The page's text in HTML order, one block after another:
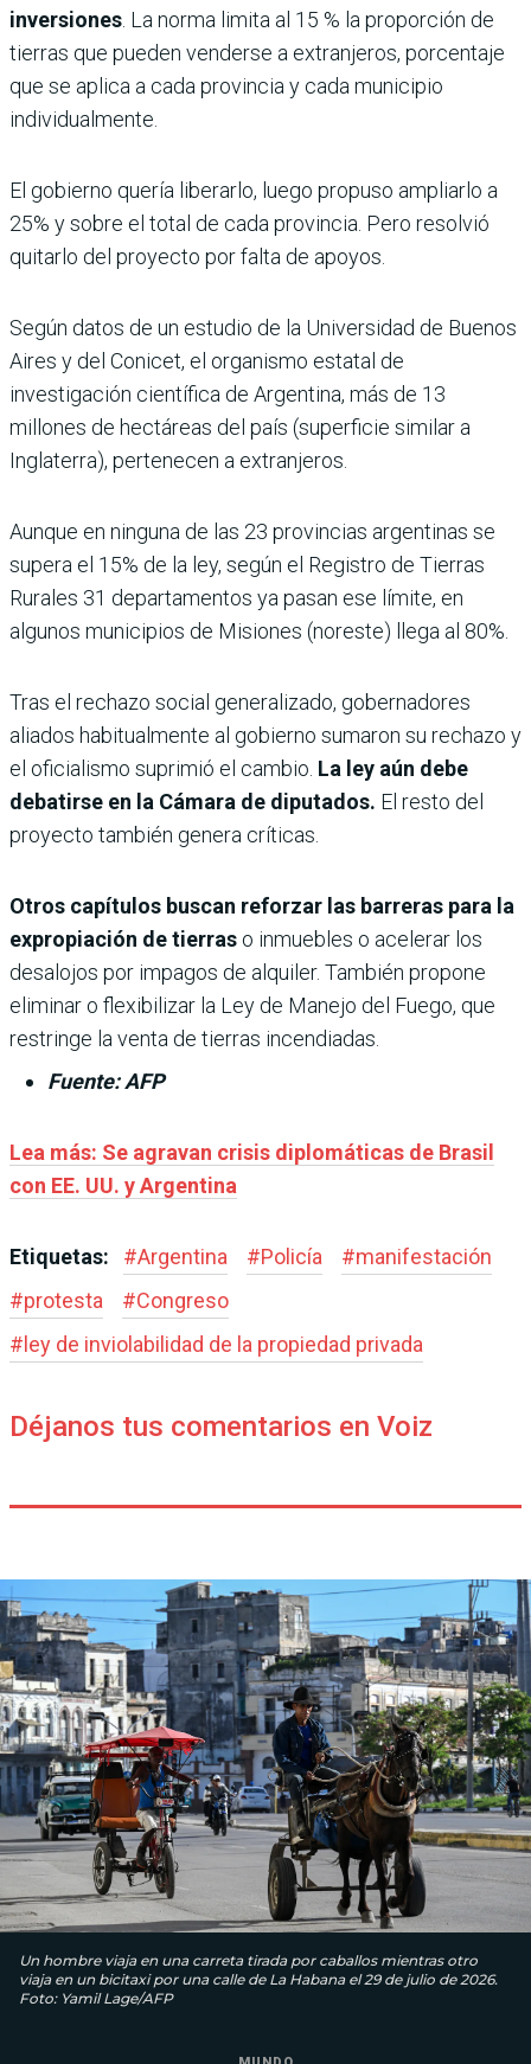
inversiones . La norma limita al 15 % la proporción de
tierras que pueden venderse a extranjeros, porcentaje
que se aplica a cada provincia y cada municipio
individualmente.
El gobierno quería liberarlo, luego propuso ampliarlo a
25% y sobre el total de cada provincia. Pero resolvió
quitarlo del proyecto por falta de apoyos.
Según datos de un estudio de la Universidad de Buenos
Aires y del Conicet, el organismo estatal de
investigación científica de Argentina, más de 13
millones de hectáreas del país (superficie similar a
Inglaterra), pertenecen a extranjeros.
Aunque en ninguna de las 23 provincias argentinas se
supera el 15% de la ley, según el Registro de Tierras
Rurales 31 departamentos ya pasan ese límite, en
algunos municipios de Misiones (noreste) llega al 80%.
Tras el rechazo social generalizado, gobernadores
aliados habitualmente al gobierno sumaron su rechazo y
el oficialismo suprimió el cambio. La ley aún debe
debatirse en la Cámara de diputados. El resto del
proyecto también genera críticas.
Otros capítulos buscan reforzar las barreras para la
expropiación de tierras o inmuebles o acelerar los
desalojos por impagos de alquiler. También propone
eliminar o flexibilizar la Ley de Manejo del Fuego, que
restringe la venta de tierras incendiadas.
Fuente: AFP
Lea más: Se agravan crisis diplomáticas de Brasil
con EE. UU. y Argentina
Etiquetas: #Argentina #Policía #manifestación
#protesta #Congreso
#ley de inviolabilidad de la propiedad privada
Déjanos tus comentarios en Voiz
Un hombre viaja en una carreta tirada por caballos mientras otro
viaja en un bicitaxi por una calle de La Habana el 29 de julio de 2026.
Foto: Yamil Lage/AFP